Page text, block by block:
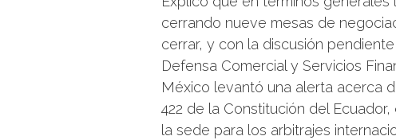
cerrando nueve mesas de
cerrar, y con la discusión
Defensa Comercial y Servicios
México levantó una alerta acerca
422 de la Constitución del
la sede para los arbitrajes